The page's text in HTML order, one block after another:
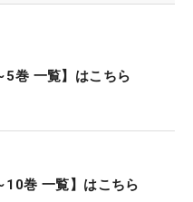
5巻 一覧】はこちら
10巻 一覧】はこちら